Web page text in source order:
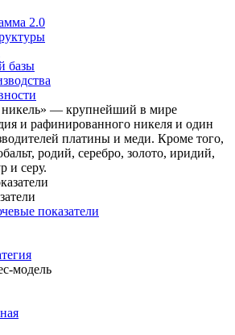
2.0
базы
— крупнейший в мире
и рафинированного никеля и один
платины и меди. Кроме того,
родий, серебро, золото, иридий,
и серу.
показатели